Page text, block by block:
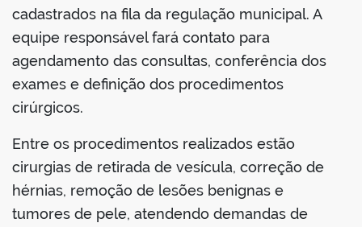
cadastrados na fila da regulação municipal. A
equipe responsável fará contato para
agendamento das consultas, conferência dos
exames e definição dos procedimentos
cirúrgicos.
Entre os procedimentos realizados estão
cirurgias de retirada de vesícula, correção de
hérnias, remoção de lesões benignas e
tumores de pele, atendendo demandas de